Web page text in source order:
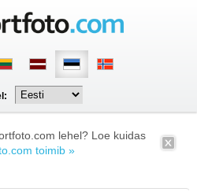
lehel? Loe kuidas
toimib »